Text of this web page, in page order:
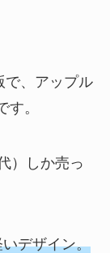
で、アップル
。
）しか売っ
デザイン。